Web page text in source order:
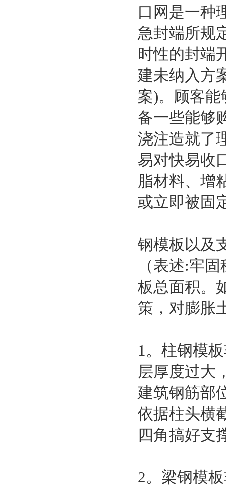
口网是一种
急封端所规
时性的封端
建未纳入方
案)。顾客
备一些能够
浇注造就了
易对快易收
脂材料、增
或立即被固
钢模板以及
（表述:牢
板总面积。
策，对膨胀
1。柱钢模
层厚度过大
建筑钢筋部
依据柱头横
四角搞好支
2。梁钢模